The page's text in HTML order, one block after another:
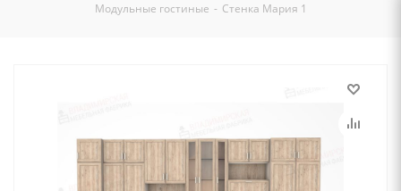
Модульные гостиные - Стенка Мария 1